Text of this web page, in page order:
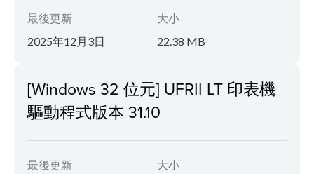
最後更新
2025年12月3日
大小
22.38 MB
[Windows 32 位元] UFRII LT 印表機
驅動程式版本 31.10
最後更新
大小